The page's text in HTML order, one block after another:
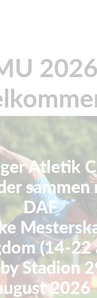
Atletik
sammen
DAF
(14-22
Stadion
2026